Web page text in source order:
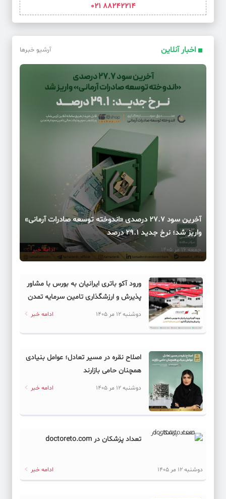
88242214 021
اخبار آنلاین آرشیو خبرها
آخرین سود ۲۷.۷ درصدی «اندوخته توسعه صادرات آرمانی»
واریز شد؛ نرخ جدید ۲۹.۱ درصد
جمعه 16 مر 1405 ادامه خبر
ورود آکو باتری ایرانیان به بورس با مشاور
پذیرش و ارزشگذاری تامین سرمایه تمدن
دوشنبه 12 مر 1405 ادامه خبر
اصلاح نقره در مسیر تعادل؛ عوامل بنیادی
همچنان حامی بازارند
دوشنبه 12 مر 1405 ادامه خبر
تعداد پزشکان در doctoreto.com
دوشنبه 12 مر 1405 ادامه خبر